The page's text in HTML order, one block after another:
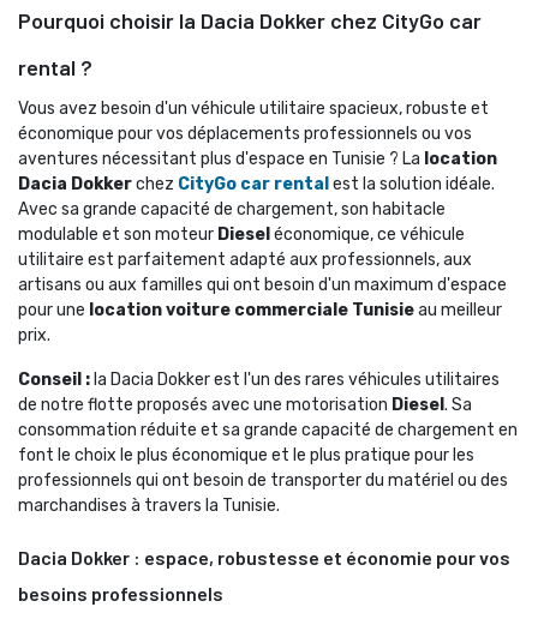
Pourquoi choisir la Dacia Dokker chez CityGo car
rental ?
Vous avez besoin d'un véhicule utilitaire spacieux, robuste et
économique pour vos déplacements professionnels ou vos
aventures nécessitant plus d'espace en Tunisie ? La location
Dacia Dokkerchez CityGo car rental est la solution idéale.
Avec sa grande capacité de chargement, son habitacle
modulable et son moteur Diesel économique, ce véhicule
utilitaire est parfaitement adapté aux professionnels, aux
artisans ou aux familles qui ont besoin d'un maximum d'espace
pour une location voiture commerciale Tunisieau meilleur
prix.
Conseil : la Dacia Dokker est l'un des rares véhicules utilitaires
de notre flotte proposés avec une motorisation Diesel . Sa
consommation réduite et sa grande capacité de chargement en
font le choix le plus économique et le plus pratique pour les
professionnels qui ont besoin de transporter du matériel ou des
marchandises à travers la Tunisie.
Dacia Dokker : espace, robustesse et économie pour vos
besoins professionnels